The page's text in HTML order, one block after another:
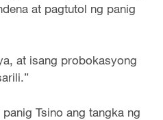
at pagtutol ng panig
at isang probokasyong
Tsino ang tangka ng